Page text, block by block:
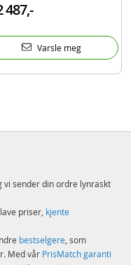
487,-
Varsle meg
vi sender din ordre lynraskt
priser, kjente
bestselgere , som
Med vår PrisMatch garanti